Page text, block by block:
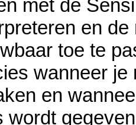
met de
en de
toe te
wanneer je
en
wordt